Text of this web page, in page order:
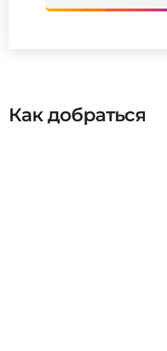
Как добраться